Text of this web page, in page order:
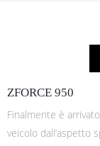
ZFORCE 950
Finalmente è
veicolo dall’aspetto